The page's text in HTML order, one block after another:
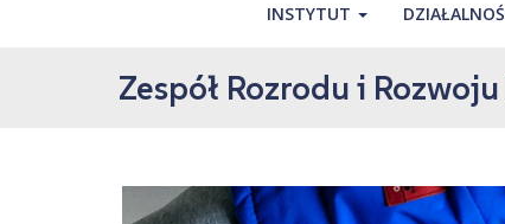
INSTYTUT
Zespół Rozrodu i